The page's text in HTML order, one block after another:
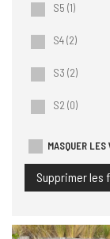
S5 (1)
S4(2)
S3 (2)
S2 (0)
MASQUER
Supprimer les